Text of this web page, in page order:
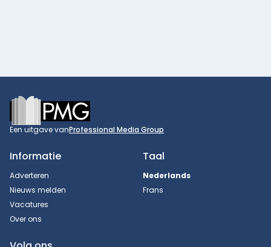
Footer
Een uitgave vanProfessional Media Group
Informatie
Adverteren
Nieuws melden
Vacatures
Over ons
Taal
Nederlands
Frans